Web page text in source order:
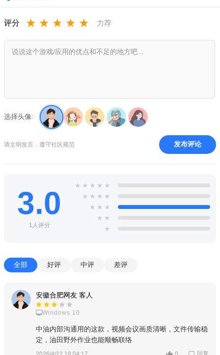
适用;
7.在电子邮件进程内评价，并逐渐与聚焦点话题讨论的新闲
9.准确地了解收货人阅读文章你的电子邮件的時间和地址。
位发送、电子名片交换、语音识别输入等强大的富媒体消息，独
特的工作流消息处理机制，让您的工作协同更高效。
2、移动端轻办公，协同高效工作
流审批、移动客户管理等常规轻便应用，中石油即时通app为经
办公应用。
3、组织云通讯录，集中管控
动态详实的企业通讯录展示，组织结构清晰可见，中石油即
评分 ★ ★ ★ ★ ★ 力荐
选择头像:
请文明发言，遵守社区规范 发布评论
3.0
1人评分
★ ★ ★ ★ ★
★ ★ ★ ★
★ ★ ★
★ ★
★
全部 好评 中评 差评
安徽合肥网友 客人
Windows 10
中油内部沟通用的这款，视频会议画质清晰，文件传输稳
定，油田野外作业也能顺畅联络
回复